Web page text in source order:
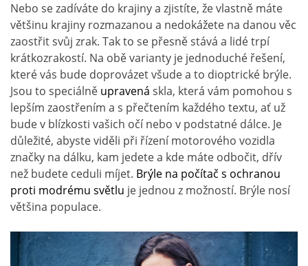
Nebo se zadíváte do krajiny a zjistíte, že vlastně máte
většinu krajiny rozmazanou a nedokážete na danou věc
zaostřit svůj zrak. Tak to se přesně stává a lidé trpí
krátkozrakostí. Na obě varianty je jednoduché řešení,
které vás bude doprovázet všude a to dioptrické brýle.
Jsou to speciálně upravená skla, která vám pomohou s
lepším zaostřením a s přečtením každého textu, ať už
bude v blízkosti vašich očí nebo v podstatné dálce. Je
důležité, abyste viděli při řízení motorového vozidla
značky na dálku, kam jedete a kde máte odbočit, dřív
než budete ceduli míjet. Brýle na počítač s ochranou
proti modrému světlu je jednou z možností. Brýle nosí
většina populace.